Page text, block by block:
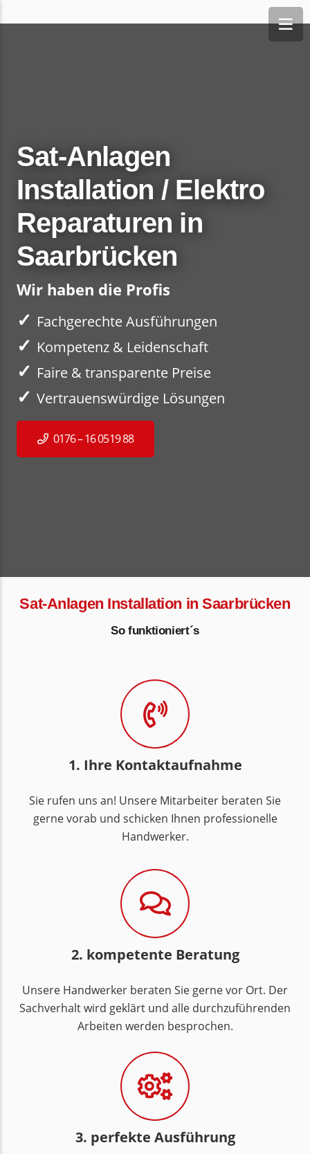
Sat-Anlagen
Installation / Elektro
Reparaturen in
Saarbrücken
Wir haben die Profis
✓ Fachgerechte Ausführungen
✓ Kompetenz & Leidenschaft
✓ Faire & transparente Preise
✓ Vertrauenswürdige Lösungen
0176 – 16 0519 88
Sat-Anlagen Installation in Saarbrücken
So funktioniert´s
1. Ihre Kontaktaufnahme
Sie rufen uns an! Unsere Mitarbeiter beraten Sie
gerne vorab und schicken Ihnen professionelle
Handwerker.
2. kompetente Beratung
Unsere Handwerker beraten Sie gerne vor Ort. Der
Sachverhalt wird geklärt und alle durchzuführenden
Arbeiten werden besprochen.
3. perfekte Ausführung